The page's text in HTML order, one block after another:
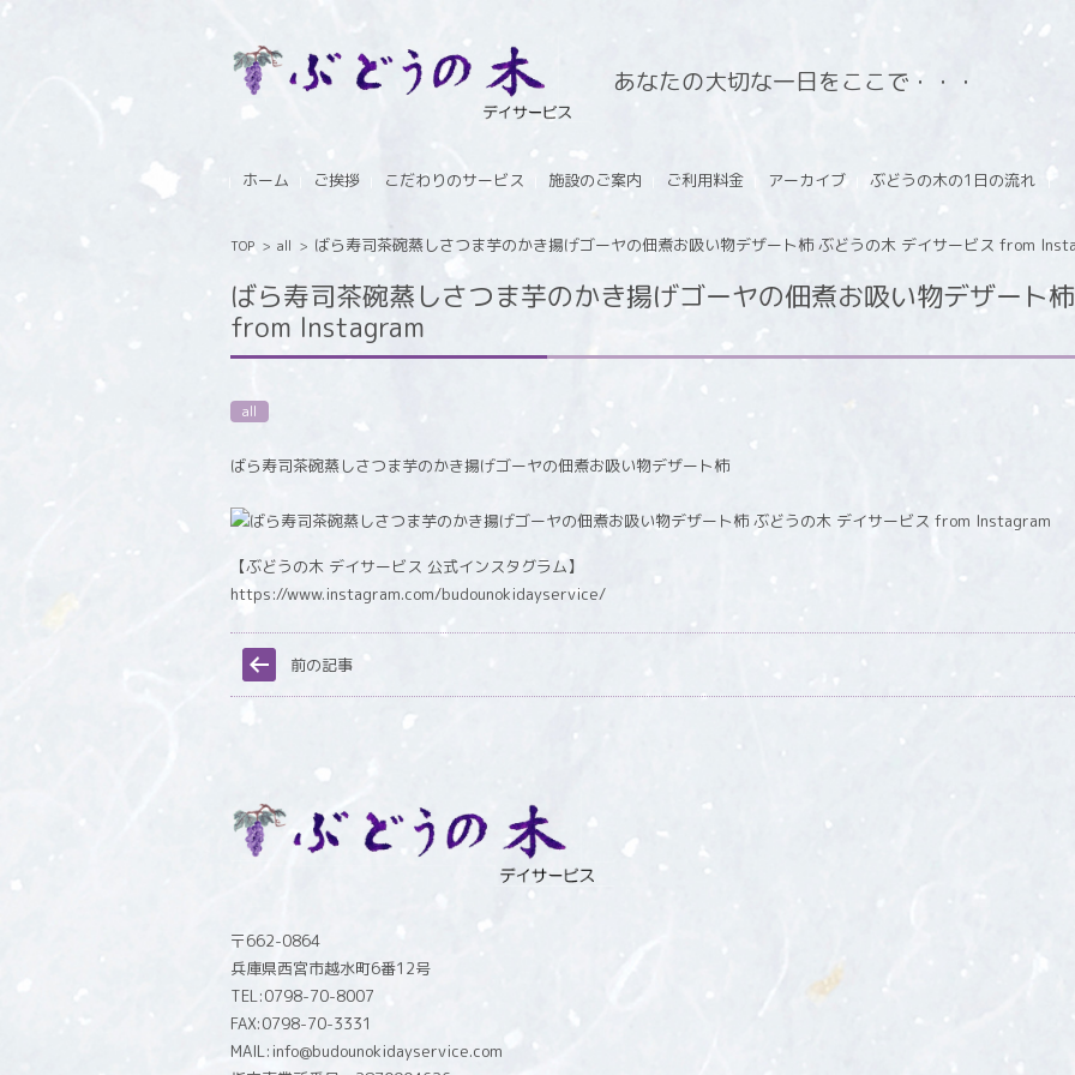
あなたの大切な一日をここで・・・
ホーム
ご挨拶 こだわりのサービス 施設のご案内 ご利用料金 アーカイブ ぶどうの木の1日の流れ
TOP > all > ばら寿司茶碗蒸しさつま芋のかき揚げゴーヤの佃煮お吸い物デザート柿 ぶどうの木 デイサービス from
ばら寿司茶碗蒸しさつま芋のかき揚げゴーヤの佃煮お吸い物デザート
from Instagram
all
ばら寿司茶碗蒸しさつま芋のかき揚げゴーヤの佃煮お吸い物デザート柿
【ぶどうの木 デイサービス 公式インスタグラム】
https://www.instagram.com/budounokidayservice/
前の記事
〒662-0864
兵庫県西宮市越水町6番12号
TEL:0798-70-8007
FAX:0798-70-3331
MAIL:info@budounokidayservice.com